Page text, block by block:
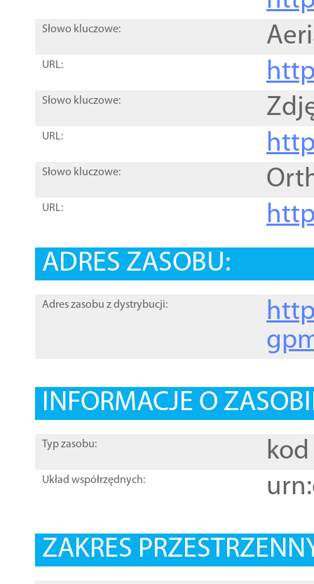
Słowo kluczowe:
URL:
Słowo kluczowe:
URL:
Słowo kluczowe:
URL:
ADRES ZASOBU:
Adres zasobu z dystrybucji:
INFORMACJE O
Typ zasobu: kod
Układ współrzędnych:
ZAKRES